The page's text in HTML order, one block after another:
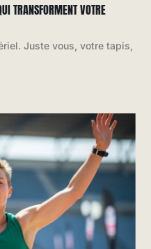
TRANSFORMENT VOTRE
Juste vous, votre tapis,